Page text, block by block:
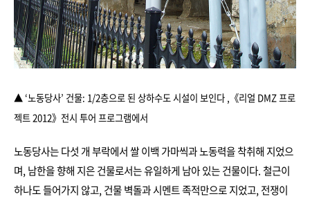
▲ ‘노동당사’ 건물: 1/2층으로 된 상하수도 시설이 보인다 , 《리얼 DMZ 프로
젝트 2012》전시 투어 프로그램에서
노동당사는 다섯 개 부락에서 쌀 이백 가마씩과 노동력을 착취해 지었으
며, 남한을 향해 지은 건물로서는 유일하게 남아 있는 건물이다. 철근이
하나도 들어가지 않고, 건물 벽돌과 시멘트 족적만으로 지었고, 전쟁이